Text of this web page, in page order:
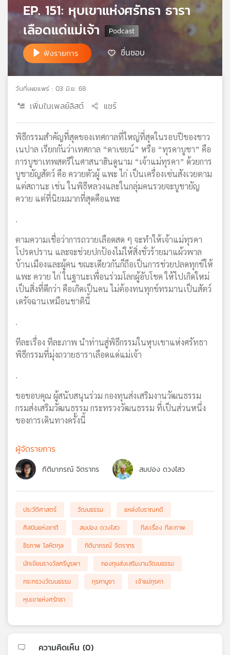
แผนที่
วิทยุ
เครือ
EP. 151: หุบเขาแห่งศรัทธา ธารา
เลือดแด่แม่เจ้า
ฟังรายการ ชื่นชอบ
วันที่เผยแพร่ : 03 มิ.ย. 68
เพิ่มในเพลย์ลิสต์ แชร์
พิธีกรรมสำคัญที่สุดของเทศกาลที่ใหญ่ที่สุดในรอบปีของชาว
เนปาล เรียกกันว่าเทศกาล “ดาเซยน์” หรือ “ทุรคาบูชา” คือ
การบูชาเทพสตรีในศาสนาฮินดูนาม “เจ้าแม่ทุรคา” ด้วยการ
บูชายัญสัตว์ คือ ควายตัวผู้ แพะ ไก่ เป็นเครื่องเซ่นสังเวยตาม
แต่สถานะ เช่น ในพิธีหลวงและในกลุ่มคนรวยจะบูชายัญ
ควาย แต่ที่นิยมมากที่สุดคือแพะ
.
ตามความเชื่อว่าการถวายเลือดสด ๆ จะทำให้เจ้าแม่ทุรคา
โปรดปราน และจะช่วยปกป้องไม่ให้สิ่งชั่วร้ายมาแผ้วพาล
บ้านเมืองและผู้คน ขณะเดียวกันก็ถือเป็นการช่วยปลดทุกข์ให้
แพะ ควาย ไก่ ในฐานะเพื่อนร่วมโลกผู้อับโชค ให้ไปเกิดใหม่
เป็นสิ่งที่ดีกว่า คือเกิดเป็นคน ไม่ต้องทนทุกข์ทรมานเป็นสัตว์
เดรัจฉานเหมือนชาตินี้
.
ทีละเรื่อง ทีละภาพ นำท่านสู่พิธีกรรมในหุบเขาแห่งศรัทธา
พิธีกรรมที่มุ่งถวายธาราเลือดแด่แม่เจ้า
.
ขอขอบคุณ ผู้สนับสนุนร่วม กองทุนส่งเสริมงานวัฒนธรรม
กรมส่งเสริมวัฒนธรรม กระทรวงวัฒนธรรม ที่เป็นส่วนหนึ่ง
ของการเดินทางครั้งนี้
ผู้จัดรายการ
กิติมาภรณ์ จิตราทร สมปอง ดวงไสว
ประวัติศาสตร์ วัฒนธรรม
แหล่งโบราณคดี
ศิลปินแห่งชาติ
สมปอง ดวงไสว
ทีละเรื่อง ทีละภาพ
ธีรภาพ โลหิตกุล
กิติมาภรณ์ จิตราทร
นักเขียนรางวัลศรีบูรพา
กองทุนส่งเสริมงานวัฒนธรรม
กระทรวงวัฒนธรรม
ทุรคาบูชา
เจ้าแม่ทุรคา
หุบเขาแห่งศรัทธา
ความคิดเห็น (0)